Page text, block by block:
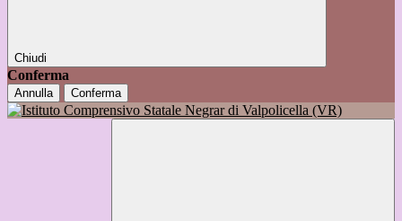
Chiudi
Conferma
Annulla Conferma